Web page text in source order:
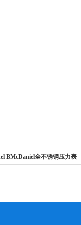
BMcDaniel全不锈钢压力表